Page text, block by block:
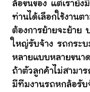
ล้อขนของ แต่เรายัง
ท่านได้เลือกใช้งานต
ต้องการย้ายจะย้าย
ใหญ่รับจ้าง รถกระบ
หลายแบบหลายขนา
ถ้าตัวลูกค้าไม่สามา
มีทีมงานรถหกล้อรับ